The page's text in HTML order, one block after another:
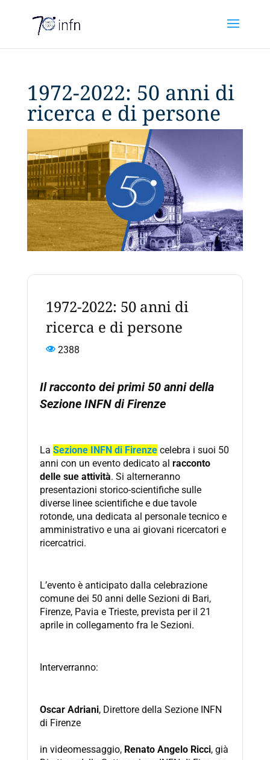
1972-2022: 50 anni di
ricerca e di persone
1972-2022: 50 anni di
ricerca e di persone
2388
Il racconto dei primi 50 anni della
Sezione INFN di Firenze
La Sezione INFN di Firenzecelebra i suoi 50
anni con un evento dedicato al racconto
delle sue attività. Si alterneranno
presentazioni storico-scientifiche sulle
diverse linee scientifiche e due tavole
rotonde, una dedicata al personale tecnico e
amministrativo e una ai giovani ricercatori e
ricercatrici.
L’evento è anticipato dalla celebrazione
comune dei 50 anni delle Sezioni di Bari,
Firenze, Pavia e Trieste, prevista per il 21
aprile in collegamento fra le Sezioni.
Interverranno:
Oscar Adriani, Direttore della Sezione INFN
di Firenze
in videomessaggio, Renato Angelo Ricci, già